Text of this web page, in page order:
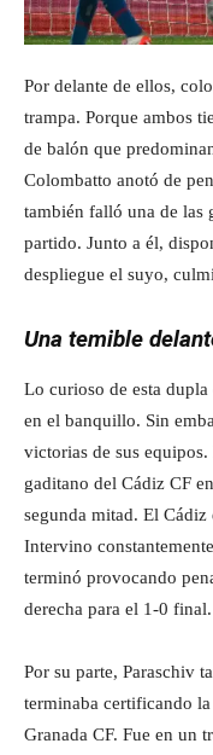
Por delante de ellos,
trampa. Porque ambos
de balón que
Colombatto anotó de
también falló una de las
partido. Junto a él,
despliegue el suyo,
Una temible
Lo curioso de esta
en el banquillo. Sin
victorias de sus
gaditano del Cádiz CF
segunda mitad. El Cádiz
Intervino
terminó provocando
derecha para el 1-0 final.
Por su parte, Paraschiv
terminaba certificando
Granada CF. Fue en un